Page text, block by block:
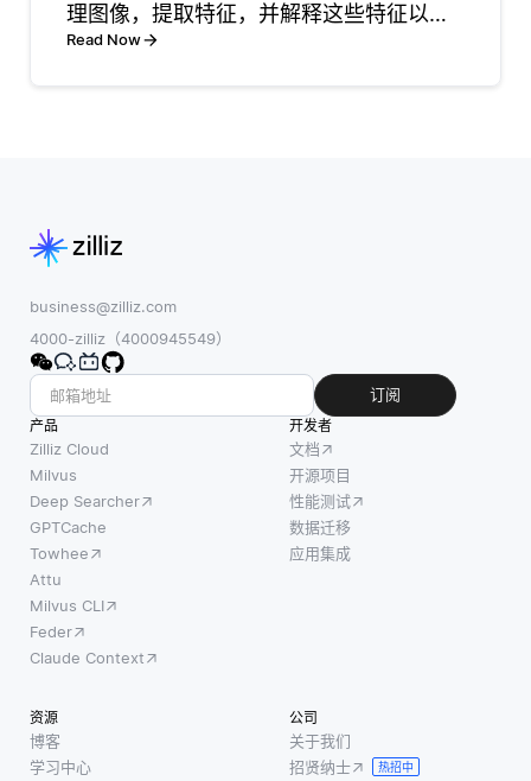
能。还正在开发
稀疏转换器和有
的 LTV
理图像，提取特征，并解释这些特征以执
行分类，检测或分割等任务。 像卷积神经
Read Now
business@zilliz.com
4000-zilliz（4000945549）
订阅
产品
Zilliz Cloud
Milvus
Deep Searcher
GPTCache
Towhee
Attu
Milvus CLI
Feder
Claude Context
开发者
文档
开源项目
性能测试
数据迁移
应用集成
资源
博客
学习中心
公司
关于我们
招贤纳士
热招中